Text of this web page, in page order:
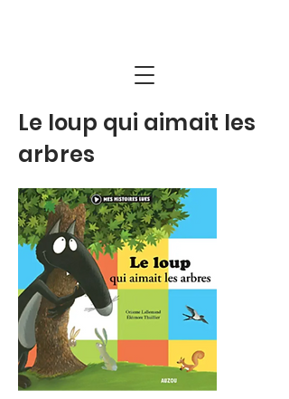
Le loup qui aimait les
arbres